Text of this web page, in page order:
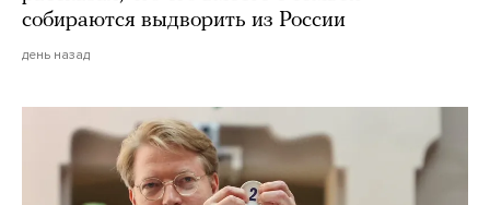
собираются выдворить из России
день назад